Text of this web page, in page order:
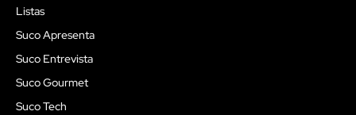
Listas
Suco Apresenta
Suco Entrevista
Suco Gourmet
Suco Tech